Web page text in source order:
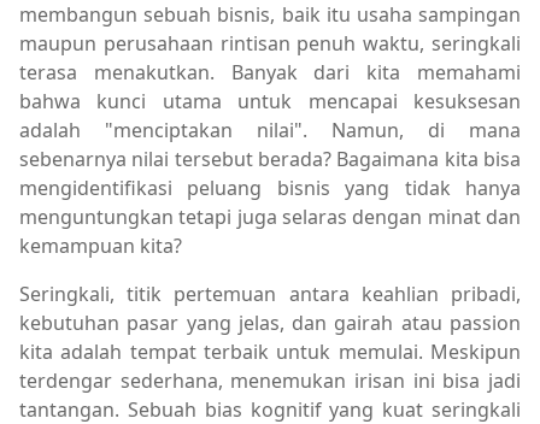
membangun sebuah bisnis, baik itu usaha sampingan
maupun perusahaan rintisan penuh waktu, seringkali
terasa menakutkan. Banyak dari kita memahami
bahwa kunci utama untuk mencapai kesuksesan
adalah "menciptakan nilai". Namun, di mana
sebenarnya nilai tersebut berada? Bagaimana kita bisa
mengidentifikasi peluang bisnis yang tidak hanya
menguntungkan tetapi juga selaras dengan minat dan
kemampuan kita?
Seringkali, titik pertemuan antara keahlian pribadi,
kebutuhan pasar yang jelas, dan gairah atau passion
kita adalah tempat terbaik untuk memulai. Meskipun
terdengar sederhana, menemukan irisan ini bisa jadi
tantangan. Sebuah bias kognitif yang kuat seringkali